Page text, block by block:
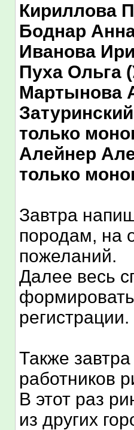
Кириллова
Боднар
Иванова
Пуха Ольга
Мартынова
только
Алейнер
только
Завтра
породам, на
пожеланий.
Далее весь
регистрации.
Также
работников
В этот раз
из других